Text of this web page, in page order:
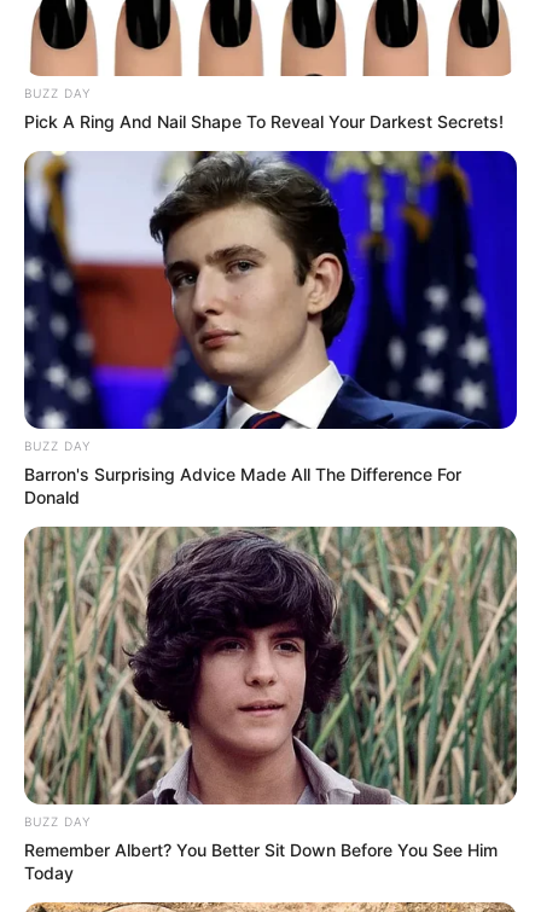
by Szerző • May 20, 2026
Kiderült, mi okozhatta Scherer Péter halálát:
megszólalt Mucsi Zoltán
BUZZ DAY
Pick A Ring And Nail Shape To Reveal Your Darkest Secrets!
BUZZ DAY
Barron's Surprising Advice Made All The Difference For
Donald
BUZZ DAY
Remember Albert? You Better Sit Down Before You See Him
Today